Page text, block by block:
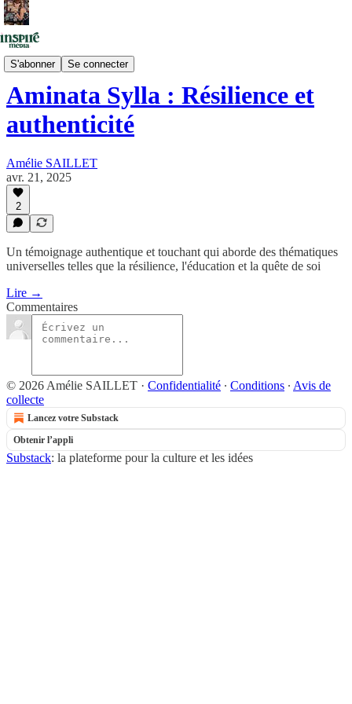
S'abonner Se connecter
💡 Podcasts
Aminata Sylla : Résilience et
authenticité
Amélie SAILLET
avr. 21, 2025
2
Un témoignage authentique et touchant qui aborde des thématiques
universelles telles que la résilience, l'éducation et la quête de soi
Lire →
Commentaires
© 2026 Amélie SAILLET · Confidentialité ∙ Conditions ∙ Avis de
collecte
Lancez votre Substack
Obtenir l’appli
Substack: la plateforme pour la culture et les idées